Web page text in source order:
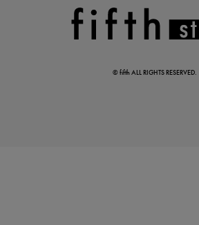
この夏の主役確定！
© fifth ALL RIGHTS RESERVED.